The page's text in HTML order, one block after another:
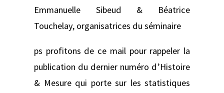
Emmanuelle Sibeud & Béatrice
Touchelay, organisatrices du séminaire
ps profitons de ce mail pour rappeler la
publication du dernier numéro d’Histoire
& Mesure qui porte sur les statistiques